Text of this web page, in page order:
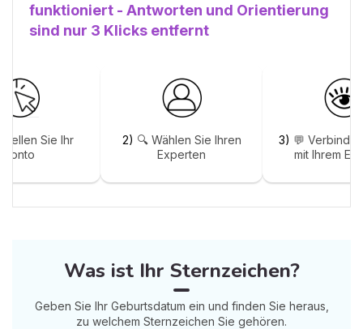
funktioniert - Antworten und Orientierung
sind nur 3 Klicks entfernt
Sie Ihr
Konto
2) 🔍 Wählen Sie Ihren
Experten
3) 💬
mit Ihrem
Was ist Ihr Sternzeichen?
Geben Sie Ihr Geburtsdatum ein und finden Sie heraus,
zu welchem Sternzeichen Sie gehören.